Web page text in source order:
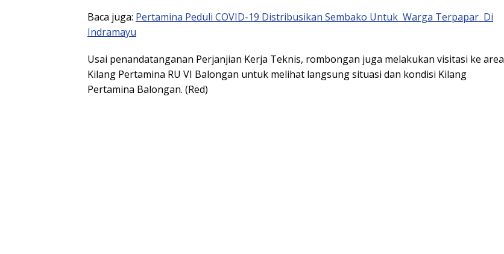
Baca juga: Pertamina Peduli COVID-19 Distribusikan Sembako Untuk Warga Terpapar Di
Indramayu
Usai penandatanganan Perjanjian Kerja Teknis, rombongan juga melakukan visitasi ke area
Kilang Pertamina RU VI Balongan untuk melihat langsung situasi dan kondisi Kilang
Pertamina Balongan. (Red)